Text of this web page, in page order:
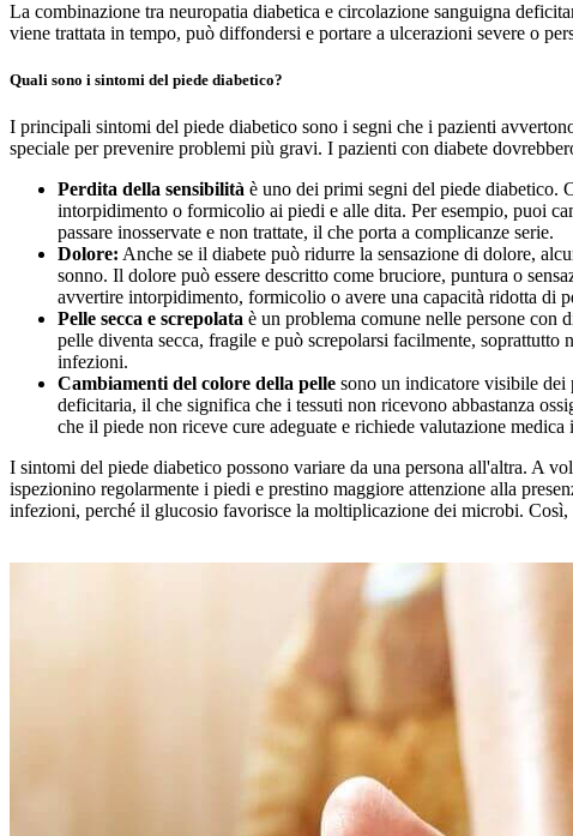
La combinazione tra neuropatia diabetica e circolazione sanguigna
viene trattata in tempo, può diffondersi e portare a ulcerazioni severe o
Quali sono i sintomi del piede diabetico?
I principali sintomi del piede diabetico sono i segni che i pazienti
speciale per prevenire problemi più gravi. I pazienti con diabete
Perdita della sensibilità è uno dei primi segni del piede diabetico.
intorpidimento o formicolio ai piedi e alle dita. Per esempio, puoi
passare inosservate e non trattate, il che porta a complicanze serie.
Dolore: Anche se il diabete può ridurre la sensazione di dolore,
sonno. Il dolore può essere descritto come bruciore, puntura o
avvertire intorpidimento, formicolio o avere una capacità ridotta di
Pelle secca e screpolata è un problema comune nelle persone con
pelle diventa secca, fragile e può screpolarsi facilmente, soprattutto
infezioni.
Cambiamenti del colore della pelle sono un indicatore visibile
deficitaria, il che significa che i tessuti non ricevono abbastanza
che il piede non riceve cure adeguate e richiede valutazione medica
I sintomi del piede diabetico possono variare da una persona all'altra. A
ispezionino regolarmente i piedi e prestino maggiore attenzione alla
infezioni, perché il glucosio favorisce la moltiplicazione dei microbi.